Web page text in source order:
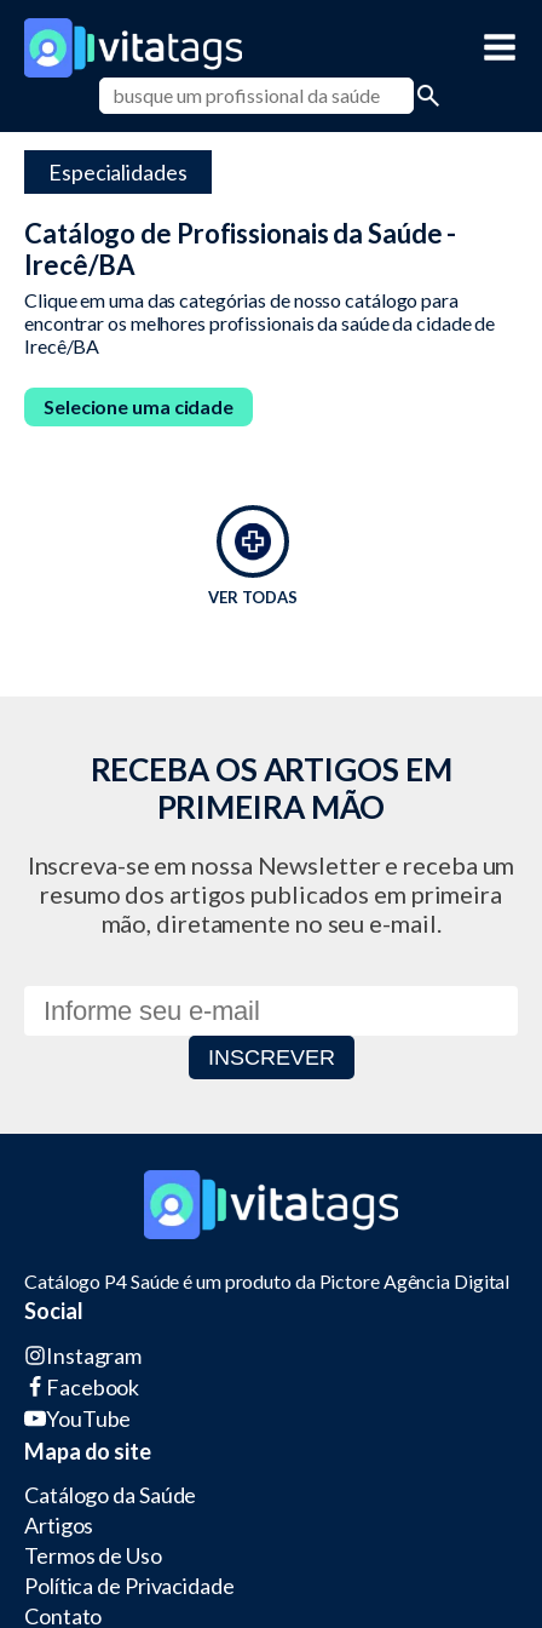
Especialidades
Catálogo de Profissionais da Saúde -
Irecê/BA
Clique em uma das categórias de nosso catálogo para
encontrar os melhores profissionais da saúde da cidade de
Irecê/BA
Selecione uma cidade
VER TODAS
RECEBA OS ARTIGOS EM
PRIMEIRA MÃO
Inscreva-se em nossa Newsletter e receba um
resumo dos artigos publicados em primeira
mão, diretamente no seu e-mail.
Catálogo P4 Saúde é um produto da Pictore Agência Digital
Social
Instagram
Facebook
YouTube
Mapa do site
Catálogo da Saúde
Artigos
Termos de Uso
Política de Privacidade
Contato